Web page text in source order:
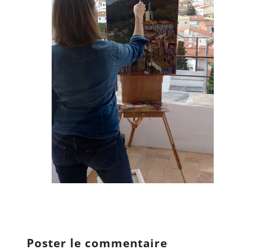
Poster le commentaire